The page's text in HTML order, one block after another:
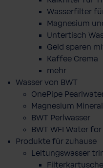
Wasserfilter
Magnesium
Untertisch
Geld sparen
Kaffee Crema
mehr
Wasser von BWT
OnePipe
Magnesium
BWT Perlwasser
BWT WFI Water
Produkte für zuhause
Leitungswasser